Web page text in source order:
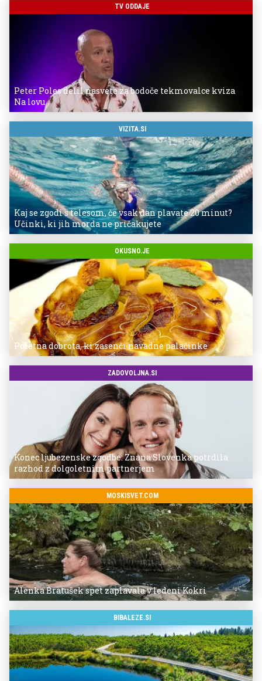
TV ODDAJE
Peter Poles delil nasvete za bodoče tekmovalce kviza
Na lovu
VIZITA.SI
Kaj se zgodi s telesom, če vsak dan plavate 20 minut?
Učinki, ki jih morda ne pričakujete
OKUSNO.JE
Poletna dobrota, ki zasenči navadne palačinke
ZADOVOLJNA.SI
Konec ljubezenske zgodbe: Znana Slovenka potrdila
razhod z dolgoletnim partnerjem
MOSKISVET.COM
Alenka Bratušek spet zaplavala v ledeni Kokri
BIBALEZE.SI